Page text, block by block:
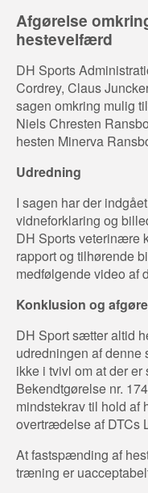
Afgørelse
hestevelfærd
DH Sports
Cordrey, Claus
sagen omkring mulig
Niels Chresten
hesten Minerva
Udredning
I sagen har der
vidneforklaring og
DH Sports veterinære
rapport og tilhørende
medfølgende video af
Konklusion og
DH Sport sætter altid
udredningen af denne
ikke i tvivl om at der
Bekendtgørelse nr.
mindstekrav til hold af
overtrædelse af DTCs
At fastspænding af
træning er